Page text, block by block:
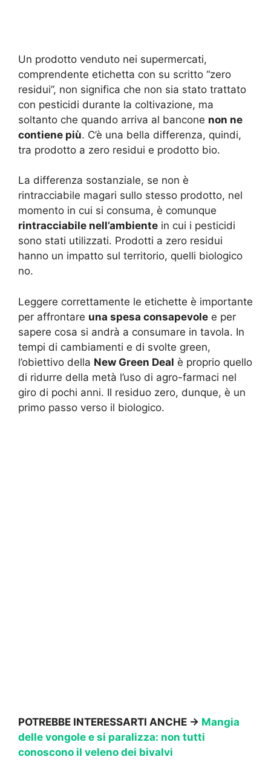
Un prodotto venduto nei supermercati,
comprendente etichetta con su scritto “zero
residui”, non significa che non sia stato trattato
con pesticidi durante la coltivazione, ma
soltanto che quando arriva al bancone non ne
contiene più. C’è una bella differenza, quindi,
tra prodotto a zero residui e prodotto bio.
La differenza sostanziale, se non è
rintracciabile magari sullo stesso prodotto, nel
momento in cui si consuma, è comunque
rintracciabile nell’ambiente in cui i pesticidi
sono stati utilizzati. Prodotti a zero residui
hanno un impatto sul territorio, quelli biologico
no.
Leggere correttamente le etichette è importante
per affrontare una spesa consapevole e per
sapere cosa si andrà a consumare in tavola. In
tempi di cambiamenti e di svolte green,
l’obiettivo della New Green Deal è proprio quello
di ridurre della metà l’uso di agro-farmaci nel
giro di pochi anni. Il residuo zero, dunque, è un
primo passo verso il biologico.
POTREBBE INTERESSARTI ANCHE → Mangia
delle vongole e si paralizza: non tutti
conoscono il veleno dei bivalvi